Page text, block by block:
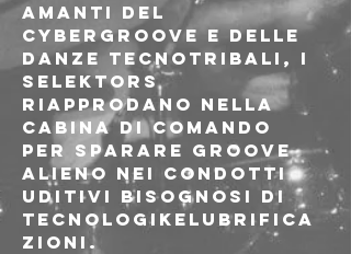
Amanti del
cybergroove e delle
danze tecnotribali, i
selektors
riapprodano nella
cabina di comando
per sparare groove
alieno nei condotti
uditivi bisognosi di
tecnologikelubrifica
zioni.